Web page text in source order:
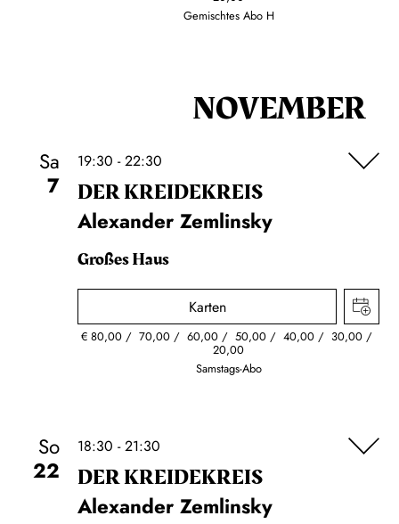
Gemischtes Abo H
NOVEMBER
Sa
7
19:30 - 22:30
DER KREIDE­KREIS
Alexander Zemlinsky
Großes Haus
Karten
€80,00 70,00 60,00 50,00 40,00 30,00
20,00
Samstags-Abo
So
22
18:30 - 21:30
DER KREIDE­KREIS
Alexander Zemlinsky